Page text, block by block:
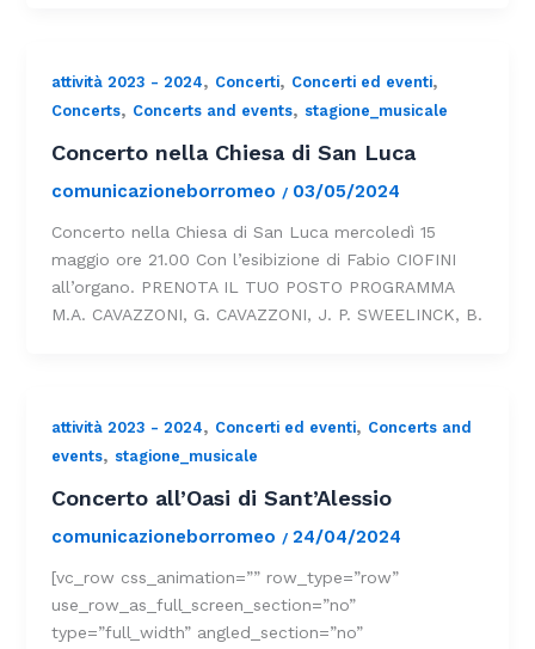
attività 2023 - 2024, Concerti, Concerti ed eventi,
Concerts, Concerts and events, stagione_musicale
Concerto nella Chiesa di San Luca
comunicazioneborromeo / 03/05/2024
Concerto nella Chiesa di San Luca mercoledì 15
maggio ore 21.00 Con l’esibizione di Fabio CIOFINI
all’organo. PRENOTA IL TUO POSTO PROGRAMMA
M.A. CAVAZZONI, G. CAVAZZONI, J. P. SWEELINCK, B.
attività 2023 - 2024, Concerti ed eventi, Concerts and
events, stagione_musicale
Concerto all’Oasi di Sant’Alessio
comunicazioneborromeo / 24/04/2024
[vc_row css_animation=”” row_type=”row”
use_row_as_full_screen_section=”no”
type=”full_width” angled_section=”no”